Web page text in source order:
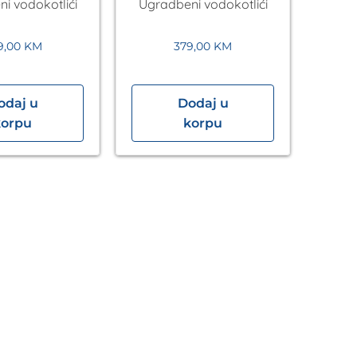
+wc šolja
vodokotlići
KM
u
Laufen
Ugradbeni vodokotlići
379,00 KM
Dodaj u
korpu